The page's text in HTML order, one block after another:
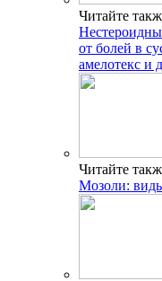
Читайте
от болей в
амелотекс и
Читайте
Мозоли: